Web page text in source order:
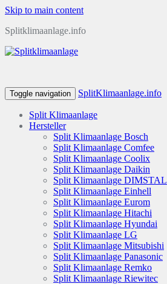
Skip to main content
Splitklimaanlage.info
Toggle navigation SplitKlimaanlage.info
Split Klimaanlage
Hersteller
Split Klimaanlage Bosch
Split Klimaanlage Comfee
Split Klimaanlage Coolix
Split Klimaanlage Daikin
Split Klimaanlage DIMSTAL
Split Klimaanlage Einhell
Split Klimaanlage Eurom
Split Klimaanlage Hitachi
Split Klimaanlage Hyundai
Split Klimaanlage LG
Split Klimaanlage Mitsubishi
Split Klimaanlage Panasonic
Split Klimaanlage Remko
Split Klimaanlage Riewitec